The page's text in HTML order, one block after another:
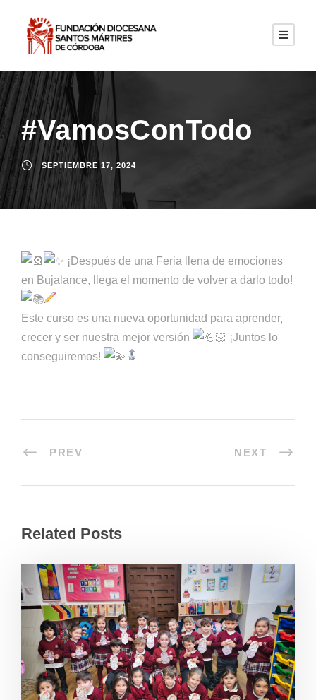
#VamosConTodo
SEPTIEMBRE 17, 2024
¡Después de una Feria llena de emociones
en Bujalance, llega el momento de volver a darlo todo!
Este curso es una nueva oportunidad para aprender,
crecer y ser nuestra mejor versión
¡Juntos lo
conseguiremos!
PREV NEXT
Related Posts